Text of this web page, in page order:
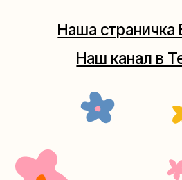
Москва, ул.Таганская, дом 25-27
(как пройти)
Мастерская на Таганке
+7 (980) 156-03-13